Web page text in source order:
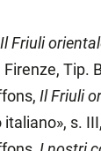
1848, dopo
a far parte
della
la
Il Friuli
Firenze, Tip.
Il Friuli
s.